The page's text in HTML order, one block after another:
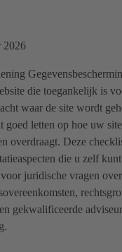
2026
die toegankelijk is
waar de site wordt
goed letten op hoe uw
overdraagt. Deze
die u zelf
juridische vragen over
gekwalificeerde adviseur